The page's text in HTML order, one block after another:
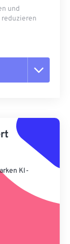
und
reduzieren
KI-